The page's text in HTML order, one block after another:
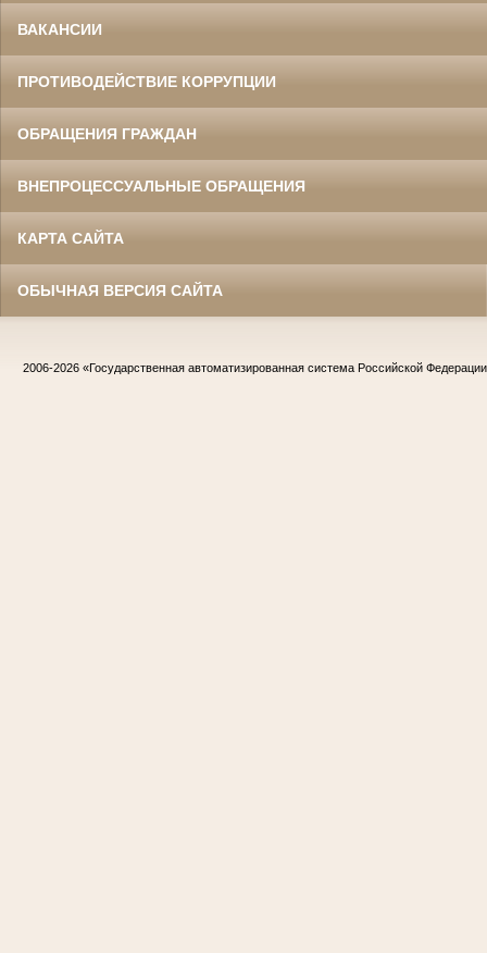
ВАКАНСИИ
ПРОТИВОДЕЙСТВИЕ КОРРУПЦИИ
ОБРАЩЕНИЯ ГРАЖДАН
ВНЕПРОЦЕССУАЛЬНЫЕ ОБРАЩЕНИЯ
КАРТА САЙТА
ОБЫЧНАЯ ВЕРСИЯ САЙТА
2006-2026 «Государственная автоматизированная система Российской